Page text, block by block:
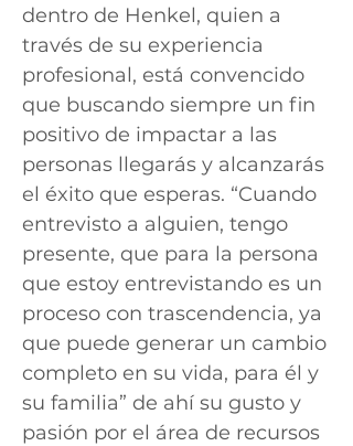
dentro de Henkel, quien a
través de su experiencia
profesional, está convencido
que buscando siempre un fin
positivo de impactar a las
personas llegarás y alcanzarás
el éxito que esperas. “Cuando
entrevisto a alguien, tengo
presente, que para la persona
que estoy entrevistando es un
proceso con trascendencia, ya
que puede generar un cambio
completo en su vida, para él y
su familia” de ahí su gusto y
pasión por el área de recursos